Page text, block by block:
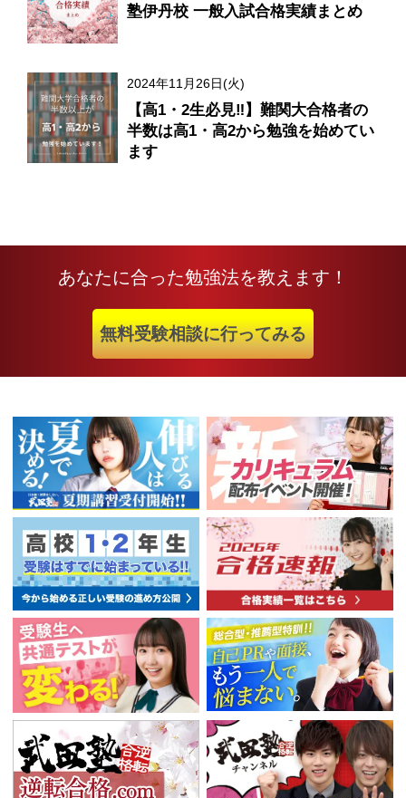
塾伊丹校 一般入試合格実績まとめ
2024年11月26日(火)
【高1・2生必見‼】難関大合格者の
半数は高1・高2から勉強を始めてい
ます
あなたに合った勉強法を教えます！
無料受験相談に行ってみる